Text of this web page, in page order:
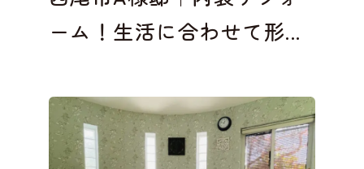
ーム！生活に合わせて形...